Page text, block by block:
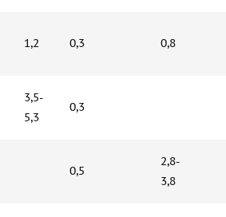
1,2 0,3 0,8
3,5-
5,3
0,3
0,5
2,8-
3,8